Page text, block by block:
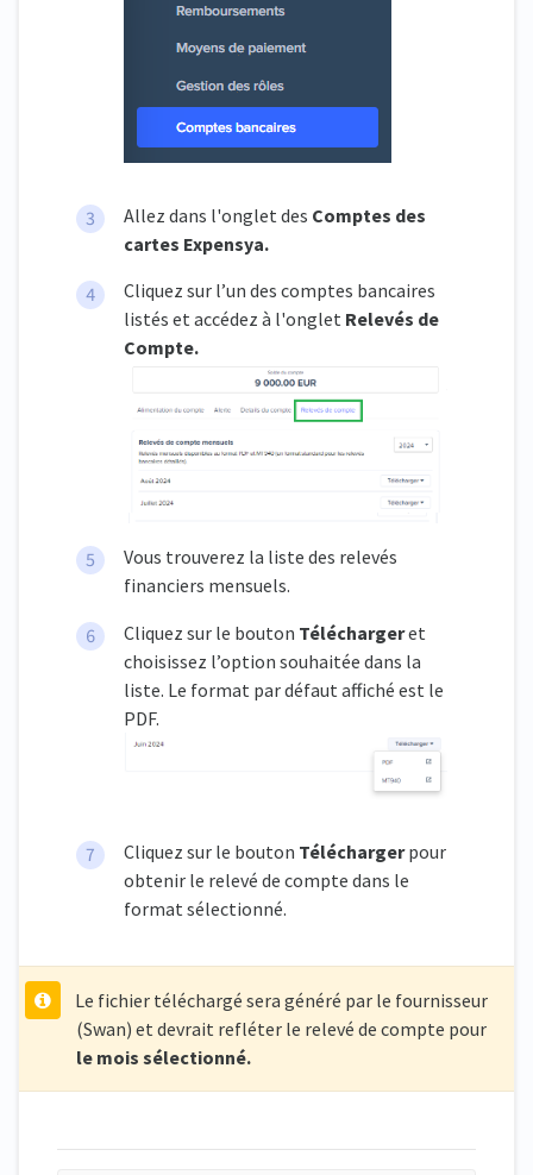
Allez dans l'onglet des Comptes des
cartes Expensya.
Cliquez sur l’un des comptes bancaires
listés et accédez à l'onglet Relevés de
Compte.
Vous trouverez la liste des relevés
financiers mensuels.
Cliquez sur le bouton Téléchargeret
choisissez l’option souhaitée dans la
liste. Le format par défaut affiché est le
PDF.
Cliquez sur le bouton Téléchargerpour
obtenir le relevé de compte dans le
format sélectionné.
Le fichier téléchargé sera généré par le fournisseur
(Swan) et devrait refléter le relevé de compte pour
le mois sélectionné.